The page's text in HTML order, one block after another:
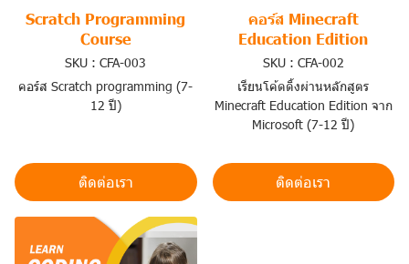
Scratch Programming
Course
SKU : CFA-003
คอร์ส Scratch programming (7-
12 ปี)
ติดต่อเรา
คอร์ส Minecraft
Education Edition
SKU : CFA-002
เรียนโค้ดดิ้งผ่านหลักสูตร
Minecraft Education Edition จาก
Microsoft (7-12 ปี)
ติดต่อเรา